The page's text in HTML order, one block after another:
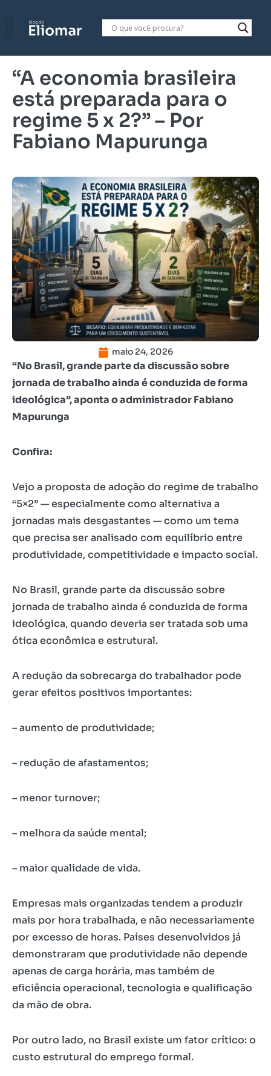
“A economia brasileira
está preparada para o
regime 5 x 2?” – Por
Fabiano Mapurunga
maio 24, 2026
“No Brasil, grande parte da discussão sobre
jornada de trabalho ainda é conduzida de forma
ideológica”, aponta o administrador Fabiano
Mapurunga
Confira:
Vejo a proposta de adoção do regime de trabalho
“5×2” — especialmente como alternativa a
jornadas mais desgastantes — como um tema
que precisa ser analisado com equilíbrio entre
produtividade, competitividade e impacto social.
No Brasil, grande parte da discussão sobre
jornada de trabalho ainda é conduzida de forma
ideológica, quando deveria ser tratada sob uma
ótica econômica e estrutural.
A redução da sobrecarga do trabalhador pode
gerar efeitos positivos importantes:
– aumento de produtividade;
– redução de afastamentos;
– menor turnover;
– melhora da saúde mental;
– maior qualidade de vida.
Empresas mais organizadas tendem a produzir
mais por hora trabalhada, e não necessariamente
por excesso de horas. Países desenvolvidos já
demonstraram que produtividade não depende
apenas de carga horária, mas também de
eficiência operacional, tecnologia e qualificação
da mão de obra.
Por outro lado, no Brasil existe um fator crítico: o
custo estrutural do emprego formal.